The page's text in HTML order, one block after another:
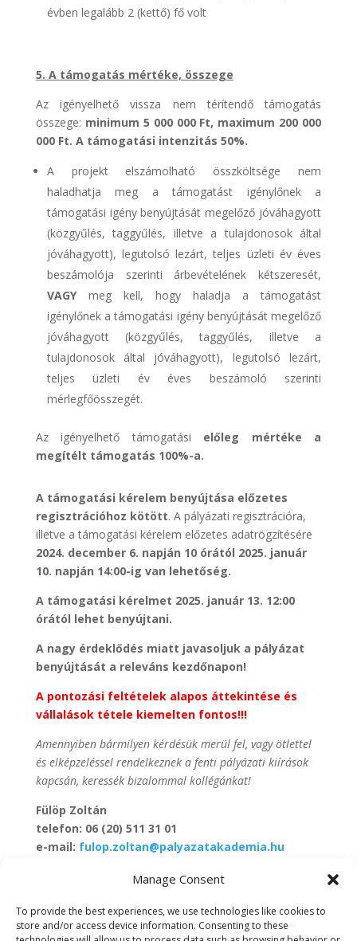
Manage Consent
To provide the best experiences, we use technologies like cookies to
store and/or access device information. Consenting to these
évben legalább 2 (kettő) fő volt
5. A támogatás mértéke, összege
Az igényelhető vissza nem térítendő támogatás
összege: minimum 5 000 000 Ft, maximum 200 000
000 Ft. A támogatási intenzitás 50%.
A projekt elszámolható összköltsége nem
haladhatja meg a támogatást igénylőnek a
támogatási igény benyújtását megelőző jóváhagyott
(közgyűlés, taggyűlés, illetve a tulajdonosok által
jóváhagyott), legutolsó lezárt, teljes üzleti év éves
beszámolója szerinti árbevételének kétszeresét,
VAGYmeg kell, hogy haladja a támogatást
igénylőnek a támogatási igény benyújtását megelőző
jóváhagyott (közgyűlés, taggyűlés, illetve a
tulajdonosok által jóváhagyott), legutolsó lezárt,
teljes üzleti év éves beszámoló szerinti
mérlegfőösszegét.
Az igényelhető támogatási előleg mértéke a
megítélt támogatás 100%-a.
A támogatási kérelem benyújtása előzetes
regisztrációhoz kötött. A pályázati regisztrációra,
illetve a támogatási kérelem előzetes adatrögzítésére
2024. december 6. napján 10 órától 2025. január
10. napján 14:00-ig van lehetőség.
A támogatási kérelmet 2025. január 13. 12:00
órától lehet benyújtani.
A nagy érdeklődés miatt javasoljuk a pályázat
benyújtását a releváns kezdőnapon!
A pontozási feltételek alapos áttekintése és
vállalások tétele kiemelten fontos!!!
Amennyiben bármilyen kérdésük merül fel, vagy ötlettel
és elképzeléssel rendelkeznek a fenti pályázati kiírások
kapcsán, keressék bizalommal kollégánkat!
Fülöp Zoltán
telefon: 06 (20) 511 31 01
e-mail: fulop.zoltan@palyazatakademia.hu